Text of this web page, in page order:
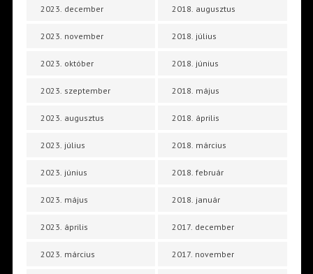
2023. december
2023. november
2023. október
2023. szeptember
2023. augusztus
2023. július
2023. június
2023. május
2023. április
2023. március
2018. augusztus
2018. július
2018. június
2018. május
2018. április
2018. március
2018. február
2018. január
2017. december
2017. november